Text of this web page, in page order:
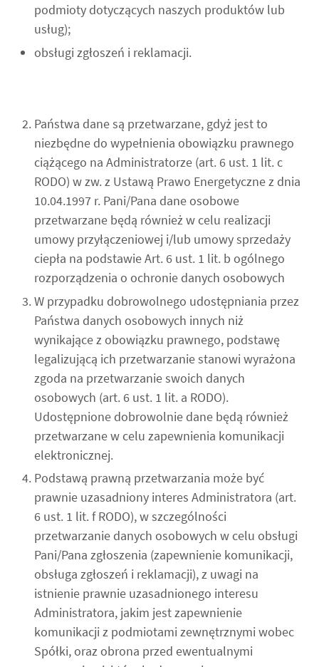
podmioty dotyczących naszych produktów lub
usług);
obsługi zgłoszeń i reklamacji.
Państwa dane są przetwarzane, gdyż jest to
niezbędne do wypełnienia obowiązku prawnego
ciążącego na Administratorze (art. 6 ust. 1 lit. c
RODO) w zw. z Ustawą Prawo Energetyczne z dnia
10.04.1997 r. Pani/Pana dane osobowe
przetwarzane będą również w celu realizacji
umowy przyłączeniowej i/lub umowy sprzedaży
ciepła na podstawie Art. 6 ust. 1 lit. b ogólnego
rozporządzenia o ochronie danych osobowych
W przypadku dobrowolnego udostępniania przez
Państwa danych osobowych innych niż
wynikające z obowiązku prawnego, podstawę
legalizującą ich przetwarzanie stanowi wyrażona
zgoda na przetwarzanie swoich danych
osobowych (art. 6 ust. 1 lit. a RODO).
Udostępnione dobrowolnie dane będą również
przetwarzane w celu zapewnienia komunikacji
elektronicznej.
Podstawą prawną przetwarzania może być
prawnie uzasadniony interes Administratora (art.
6 ust. 1 lit. f RODO), w szczególności
przetwarzanie danych osobowych w celu obsługi
Pani/Pana zgłoszenia (zapewnienie komunikacji,
obsługa zgłoszeń i reklamacji), z uwagi na
istnienie prawnie uzasadnionego interesu
Administratora, jakim jest zapewnienie
komunikacji z podmiotami zewnętrznymi wobec
Spółki, oraz obrona przed ewentualnymi